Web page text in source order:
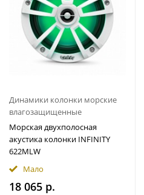
Динамики колонки морские
влагозащищенные
Морская двухполосная
акустика колонки INFINITY
622MLW
Мало
18 065 р.